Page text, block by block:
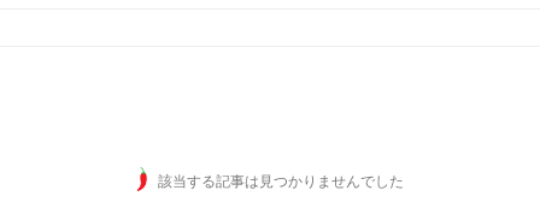
該当する記事は見つかりませんでした